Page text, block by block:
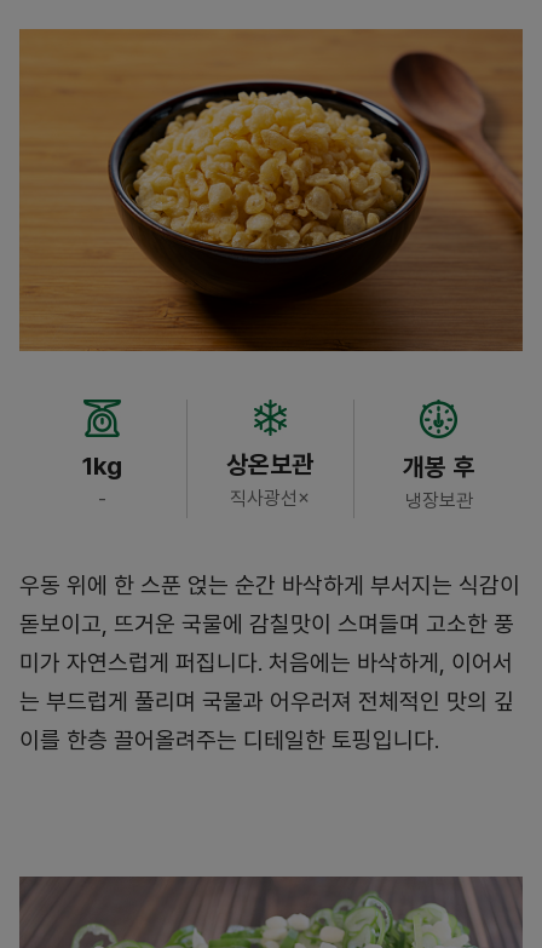
1kg
-
상온보관
직사광선×
개봉 후
냉장보관
우동 위에 한 스푼 얹는 순간 바삭하게 부서지는 식감이
돋보이고, 뜨거운 국물에 감칠맛이 스며들며 고소한 풍
미가 자연스럽게 퍼집니다. 처음에는 바삭하게, 이어서
는 부드럽게 풀리며 국물과 어우러져 전체적인 맛의 깊
이를 한층 끌어올려주는 디테일한 토핑입니다.